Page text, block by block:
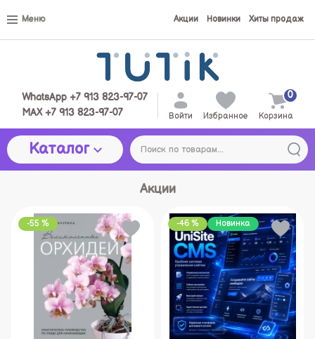
Меню Акции Новинки Хиты продаж
WhatsApp +7 913 823-97-07
MAX +7 913 823-97-07
Войти Избранное Корзина
0
Каталог
Акции
-55 % -46 % Новинка